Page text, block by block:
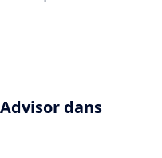
dans